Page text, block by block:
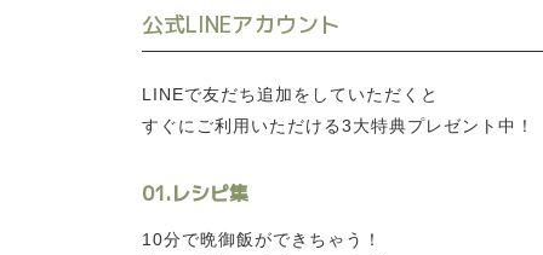
公式LINEアカウント
LINEで友だち追加をしていただくと
すぐにご利用いただける3大特典プレゼント中！
01.レシピ集
10分で晩御飯ができちゃう！